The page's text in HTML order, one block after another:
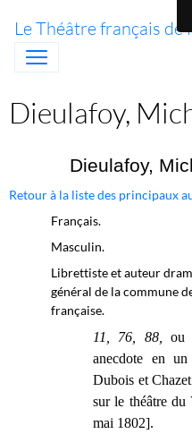
Le Théâtre français
Dieulafoy,
Dieulafoy,
Retour à la liste des principaux
Français.
Masculin.
Librettiste et auteur
général de la commune
française.
11, 76, 88, ou
anecdote en
Dubois et
sur le théâtre
mai 1802].